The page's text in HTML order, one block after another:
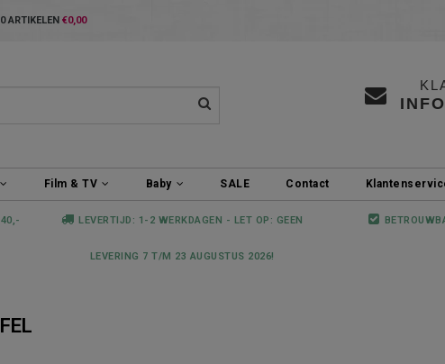
0 ARTIKELEN €0,00
Film & TV Baby SALE Contact
LEVERTIJD: 1-2 WERKDAGEN - LET OP: GEEN
LEVERING 7 T/M 23 AUGUSTUS 2026!